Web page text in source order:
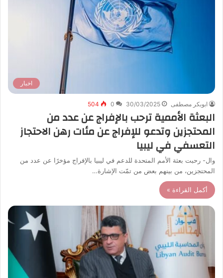
اخبار
ابوبكر مصطفى 30/03/2025
0
504
البعثة الأممية ترحب بالإفراج عن عدد من
المحتجزين وتدعو للإفراج عن مئات رهن الاحتجاز
التعسفي في ليبيا
وال- رحبت بعثة الأمم المتحدة للدعم في ليبيا بالإفراج مؤخرًا عن عدد من
المحتجزين، من بينهم بعض من تمّت الإشارة…
أكمل القراءة »